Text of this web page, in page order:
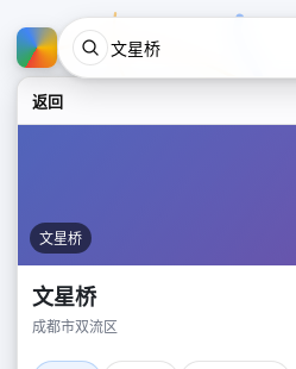
返回
文星桥
文星桥
成都市双流区